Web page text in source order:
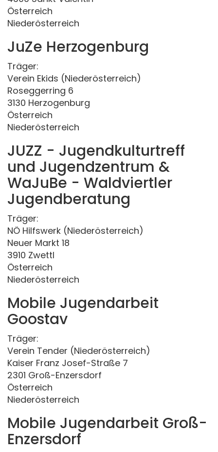
Österreich
Niederösterreich
JuZe Herzogenburg
Träger:
Verein Ekids (Niederösterreich)
Roseggerring 6
3130 Herzogenburg
Österreich
Niederösterreich
JUZZ - Jugendkulturtreff
und Jugendzentrum &
WaJuBe - Waldviertler
Jugendberatung
Träger:
NÖ Hilfswerk (Niederösterreich)
Neuer Markt 18
3910 Zwettl
Österreich
Niederösterreich
Mobile Jugendarbeit
Goostav
Träger:
Verein Tender (Niederösterreich)
Kaiser Franz Josef-Straße 7
2301 Groß-Enzersdorf
Österreich
Niederösterreich
Mobile Jugendarbeit Groß-
Enzersdorf